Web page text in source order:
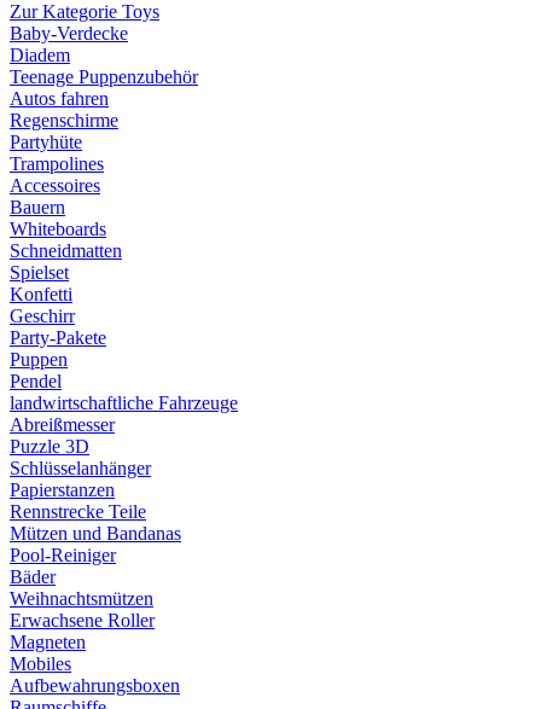
Zur Kategorie Toys
Baby-Verdecke
Diadem
Teenage Puppenzubehör
Autos fahren
Regenschirme
Partyhüte
Trampolines
Accessoires
Bauern
Whiteboards
Schneidmatten
Spielset
Konfetti
Geschirr
Party-Pakete
Puppen
Pendel
landwirtschaftliche Fahrzeuge
Abreißmesser
Puzzle 3D
Schlüsselanhänger
Papierstanzen
Rennstrecke Teile
Mützen und Bandanas
Pool-Reiniger
Bäder
Weihnachtsmützen
Erwachsene Roller
Magneten
Mobiles
Aufbewahrungsboxen